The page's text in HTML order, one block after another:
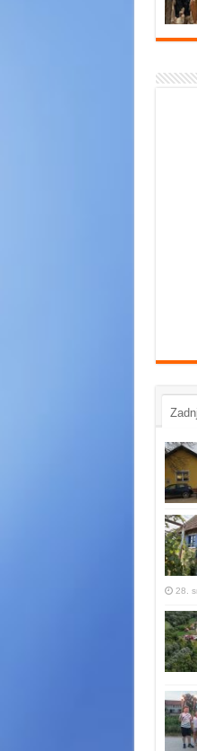
28.